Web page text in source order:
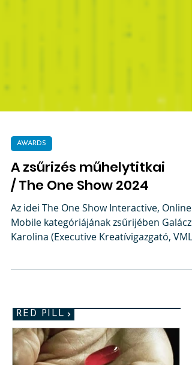
AWARDS
A zsűrizés műhelytitkai
/ The One Show 2024
Az idei The One Show Interactive, Online
Karolina (Executive Kreatívigazgató, VML)
RED PILL